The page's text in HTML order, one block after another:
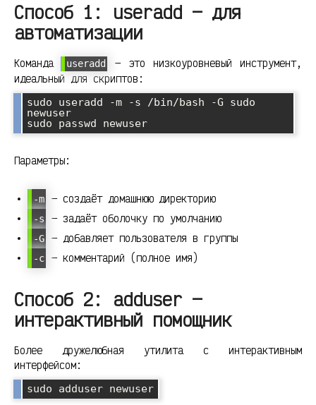
Способ 1: useradd — для
автоматизации
Команда useradd
— это низкоуровневый инструмент,
идеальный для скриптов:
sudo useradd -m -s /bin/bash -G sudo
newuser
Параметры:
-m — создаёт домашнюю директорию
-s — задаёт оболочку по умолчанию
-G — добавляет пользователя в группы
-c — комментарий (полное имя)
Способ 2: adduser —
интерактивный помощник
Более дружелюбная утилита с интерактивным
интерфейсом: